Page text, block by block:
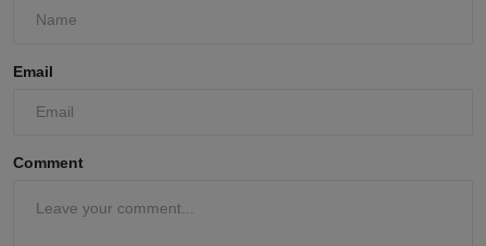
Email
Comment